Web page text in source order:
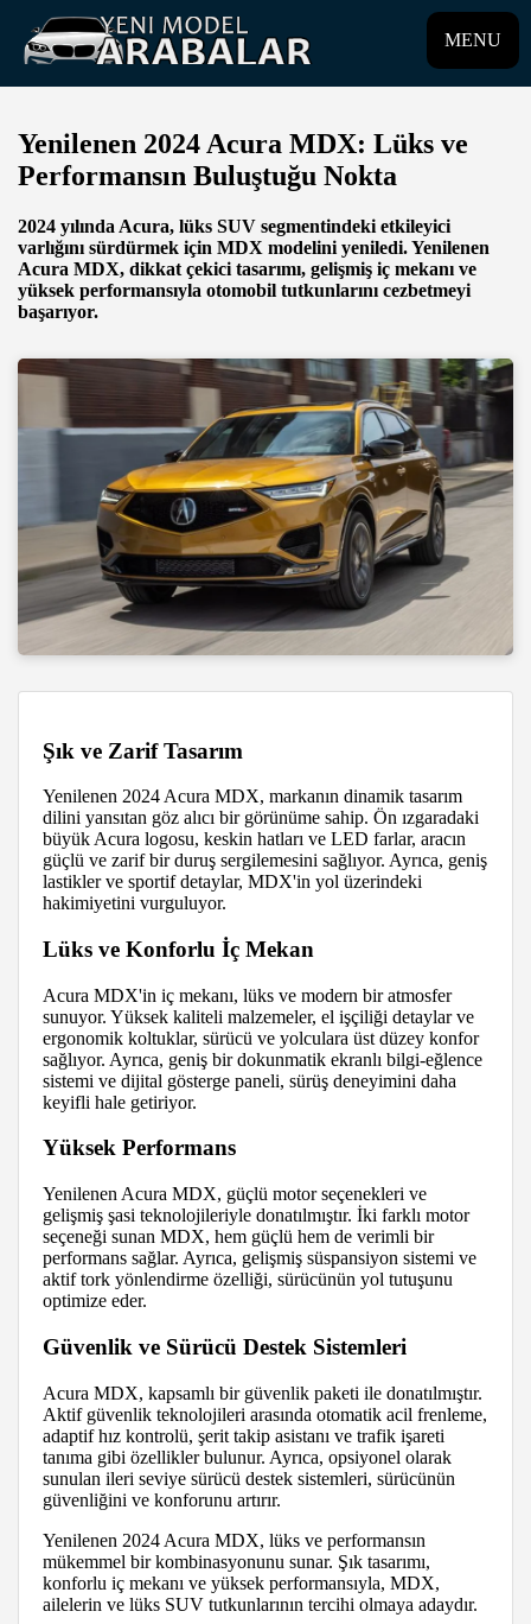
MENU
Yenilenen 2024 Acura MDX: Lüks ve
Performansın Buluştuğu Nokta
2024 yılında Acura, lüks SUV segmentindeki etkileyici
varlığını sürdürmek için MDX modelini yeniledi. Yenilenen
Acura MDX, dikkat çekici tasarımı, gelişmiş iç mekanı ve
yüksek performansıyla otomobil tutkunlarını cezbetmeyi
başarıyor.
Şık ve Zarif Tasarım
Yenilenen 2024 Acura MDX, markanın dinamik tasarım
dilini yansıtan göz alıcı bir görünüme sahip. Ön ızgaradaki
büyük Acura logosu, keskin hatları ve LED farlar, aracın
güçlü ve zarif bir duruş sergilemesini sağlıyor. Ayrıca, geniş
lastikler ve sportif detaylar, MDX'in yol üzerindeki
hakimiyetini vurguluyor.
Lüks ve Konforlu İç Mekan
Acura MDX'in iç mekanı, lüks ve modern bir atmosfer
sunuyor. Yüksek kaliteli malzemeler, el işçiliği detaylar ve
ergonomik koltuklar, sürücü ve yolculara üst düzey konfor
sağlıyor. Ayrıca, geniş bir dokunmatik ekranlı bilgi-eğlence
sistemi ve dijital gösterge paneli, sürüş deneyimini daha
keyifli hale getiriyor.
Yüksek Performans
Yenilenen Acura MDX, güçlü motor seçenekleri ve
gelişmiş şasi teknolojileriyle donatılmıştır. İki farklı motor
seçeneği sunan MDX, hem güçlü hem de verimli bir
performans sağlar. Ayrıca, gelişmiş süspansiyon sistemi ve
aktif tork yönlendirme özelliği, sürücünün yol tutuşunu
optimize eder.
Güvenlik ve Sürücü Destek Sistemleri
Acura MDX, kapsamlı bir güvenlik paketi ile donatılmıştır.
Aktif güvenlik teknolojileri arasında otomatik acil frenleme,
adaptif hız kontrolü, şerit takip asistanı ve trafik işareti
tanıma gibi özellikler bulunur. Ayrıca, opsiyonel olarak
sunulan ileri seviye sürücü destek sistemleri, sürücünün
güvenliğini ve konforunu artırır.
Yenilenen 2024 Acura MDX, lüks ve performansın
mükemmel bir kombinasyonunu sunar. Şık tasarımı,
konforlu iç mekanı ve yüksek performansıyla, MDX,
ailelerin ve lüks SUV tutkunlarının tercihi olmaya adaydır.